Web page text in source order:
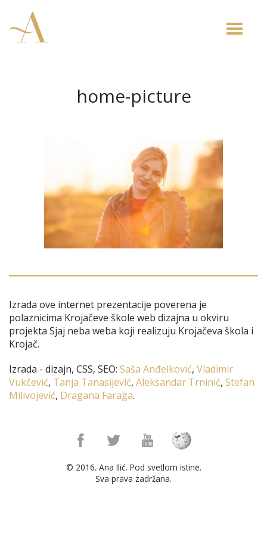
Toggle
home-picture
Izrada ove internet prezentacije poverena je
polaznicima Krojačeve škole web dizajna u okviru
projekta Sjaj neba weba koji realizuju Krojačeva škola i
Krojač.
Izrada - dizajn, CSS, SEO: Saša Anđelković, Vladimir
Vukčević, Tanja Tanasijević, Aleksandar Trninić, Stefan
Milivojević, Dragana Faraga.
© 2016. Ana Ilić. Pod svetlom istine.
Sva prava zadržana.